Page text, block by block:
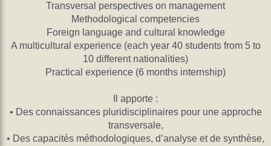
Transversal perspectives on management
Methodological competencies
Foreign language and cultural knowledge
A multicultural experience (each year 40 students from 5 to
10 different nationalities)
Practical experience (6 months internship)
Il apporte :
• Des connaissances pluridisciplinaires pour une approche
transversale,
• Des capacités méthodologiques, d’analyse et de synthèse,